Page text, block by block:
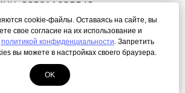
665811825542
312665804600057
Ежедневно с 10-30 до 19-30
cookie-файлы. Оставаясь на сайте, вы
свое согласие на их использование и
политикой конфиденциальности. Запретить
вы можете в настройках своего браузера.
OK